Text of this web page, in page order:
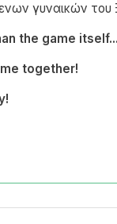
γυναικών του
the game itself...
together!